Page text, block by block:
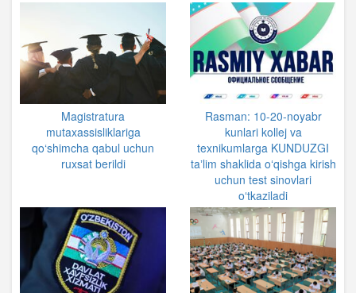
Magistratura
mutaxassisliklariga
qo‘shimcha qabul uchun
ruxsat berildi
Rasman: 10-20-noyabr
kunlari kollej va
texnikumlarga KUNDUZGI
taʼlim shaklida oʻqishga kirish
uchun test sinovlari
oʻtkaziladi